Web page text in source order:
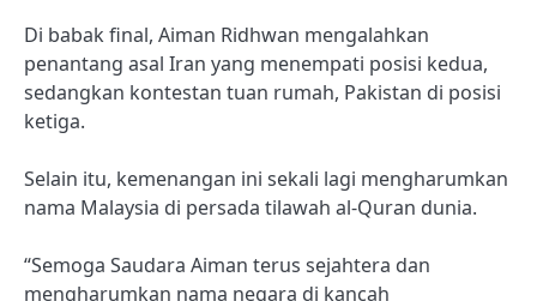
Di babak final, Aiman ​​Ridhwan mengalahkan
penantang asal Iran yang menempati posisi kedua,
sedangkan kontestan tuan rumah, Pakistan di posisi
ketiga.
Selain itu, kemenangan ini sekali lagi mengharumkan
nama Malaysia di persada tilawah al-Quran dunia.
“Semoga Saudara Aiman ​​terus sejahtera dan
mengharumkan nama negara di kancah